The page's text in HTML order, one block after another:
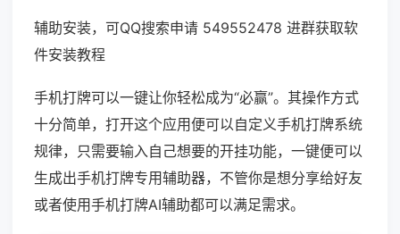
辅助安装，可QQ搜索申请 549552478 进群获取软
件安装教程
手机打牌可以一键让你轻松成为“必赢”。其操作方式
十分简单，打开这个应用便可以自定义手机打牌系统
规律，只需要输入自己想要的开挂功能，一键便可以
生成出手机打牌专用辅助器，不管你是想分享给好友
或者使用手机打牌AI辅助都可以满足需求。